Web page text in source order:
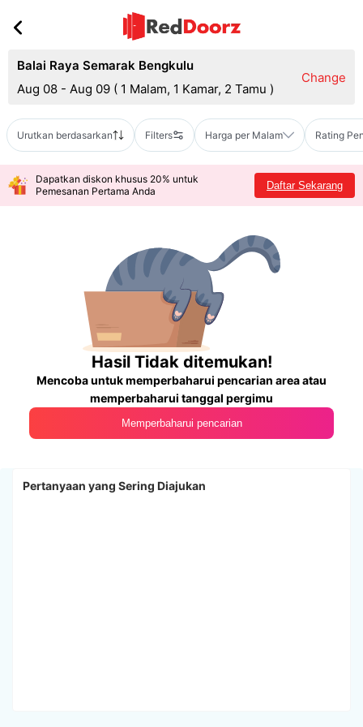
Balai Raya Semarak Bengkulu
Aug 08 - Aug 09 ( 1 Malam, 1 Kamar, 2 Tamu )
Change
Urutkan berdasarkan Filters Harga per Malam Rating
Dapatkan diskon khusus 20% untuk
Pemesanan Pertama Anda
Daftar Sekarang
Hasil Tidak ditemukan!
Mencoba untuk memperbaharui pencarian area atau
memperbaharui tanggal pergimu
Memperbaharui pencarian
Pertanyaan yang Sering Diajukan